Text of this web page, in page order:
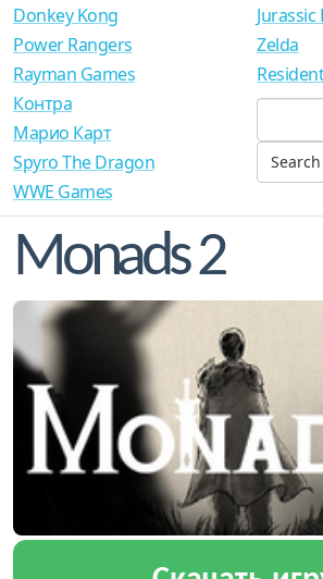
Donkey Kong
Power Rangers
Rayman Games
Jurassic
Zelda
Контра
Марио Карт
Spyro The Dragon
WWE Games
Monads 2